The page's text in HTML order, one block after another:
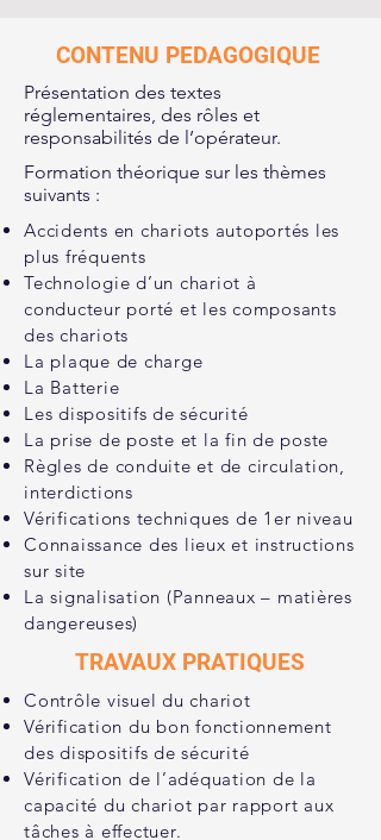
CONTENU PEDAGOGIQUE
Présentation des textes
réglementaires, des rôles et
responsabilités de l’opérateur.
Formation théorique sur les thèmes
suivants :
Accidents en chariots autoportés les
plus fréquents
Technologie d’un chariot à
conducteur porté et les composants
des chariots
La plaque de charge
La Batterie
Les dispositifs de sécurité
La prise de poste et la fin de poste
Règles de conduite et de circulation,
interdictions
Vérifications techniques de 1er niveau
Connaissance des lieux et instructions
sur site
La signalisation (Panneaux – matières
dangereuses)
TRAVAUX PRATIQUES
Contrôle visuel du chariot
Vérification du bon fonctionnement
des dispositifs de sécurité
Vérification de l’adéquation de la
capacité du chariot par rapport aux
tâches à effectuer.